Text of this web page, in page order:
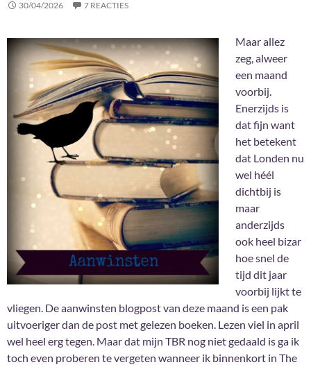
30/04/2026 7 REACTIES
Maar allez
zeg, alweer
een maand
voorbij.
Enerzijds is
dat fijn want
het betekent
dat Londen nu
wel héél
dichtbij is
maar
anderzijds
ook heel bizar
hoe snel de
tijd dit jaar
voorbij lijkt te
vliegen. De aanwinsten blogpost van deze maand is een pak
uitvoeriger dan de post met gelezen boeken. Lezen viel in april
wel heel erg tegen. Maar dat mijn TBR nog niet gedaald is ga ik
toch even proberen te vergeten wanneer ik binnenkort in The